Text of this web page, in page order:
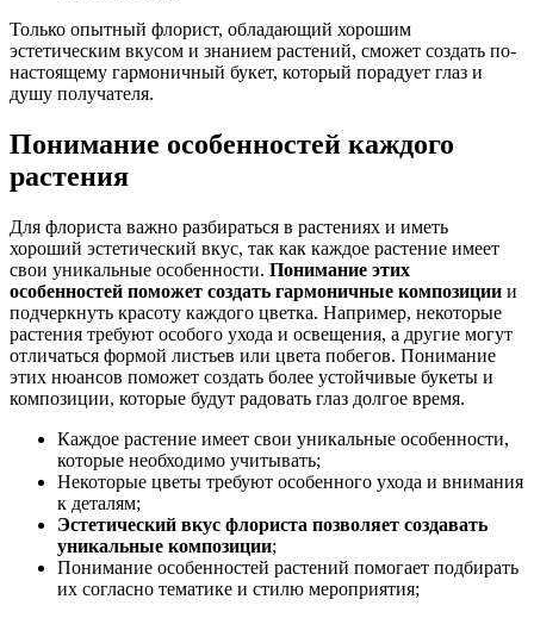
Только опытный флорист, обладающий хорошим
эстетическим вкусом и знанием растений, сможет создать по-
настоящему гармоничный букет, который порадует глаз и
душу получателя.
Понимание особенностей каждого
растения
Для флориста важно разбираться в растениях и иметь
хороший эстетический вкус, так как каждое растение имеет
свои уникальные особенности. Понимание этих
особенностей поможет создать гармоничные композиции и
подчеркнуть красоту каждого цветка. Например, некоторые
растения требуют особого ухода и освещения, а другие могут
отличаться формой листьев или цвета побегов. Понимание
этих нюансов поможет создать более устойчивые букеты и
композиции, которые будут радовать глаз долгое время.
Каждое растение имеет свои уникальные особенности,
которые необходимо учитывать;
Некоторые цветы требуют особенного ухода и внимания
к деталям;
Эстетический вкус флориста позволяет создавать
уникальные композиции;
Понимание особенностей растений помогает подбирать
их согласно тематике и стилю мероприятия;